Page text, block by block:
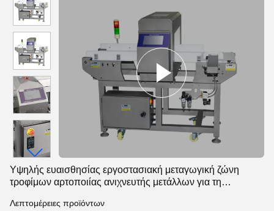
Υψηλής ευαισθησίας εργοστασιακή μεταγωγική ζώνη
τροφίμων αρτοποιίας ανιχνευτής μετάλλων για τη
Λεπτομέρειες προϊόντων